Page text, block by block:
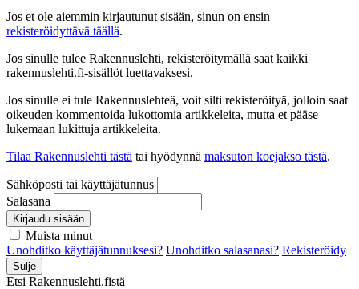
Jos et ole aiemmin kirjautunut sisään, sinun on ensin
rekisteröidyttävä täällä.
Jos sinulle tulee Rakennuslehti, rekisteröitymällä saat kaikki
rakennuslehti.fi-sisällöt luettavaksesi.
Jos sinulle ei tule Rakennuslehteä, voit silti rekisteröityä, jolloin saat
oikeuden kommentoida lukottomia artikkeleita, mutta et pääse
lukemaan lukittuja artikkeleita.
Tilaa Rakennuslehti tästä tai hyödynnä maksuton koejakso tästä.
Sähköposti tai käyttäjätunnus
Salasana
Kirjaudu sisään
Muista minut
Unohditko käyttäjätunnuksesi? Unohditko salasanasi? Rekisteröidy
Sulje
Etsi Rakennuslehti.fistä